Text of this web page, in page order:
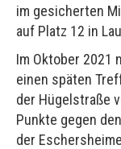
im gesicherten
auf Platz 12 in
Im Oktober 2021
einen späten
der Hügelstraße
Punkte gegen
der